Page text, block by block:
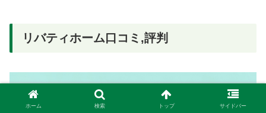
リバティホーム口コミ,評判
ホーム 検索 トップ サイドバー